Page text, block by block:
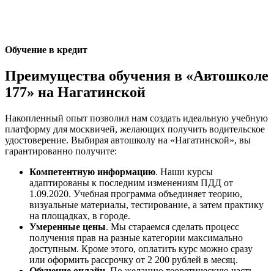
Обучение в кредит
Преимущества обучения в «Автошколе
177» на Нагатинской
Накопленный опыт позволил нам создать идеальную учебную
платформу для москвичей, желающих получить водительское
удостоверение. Выбирая автошколу на «Нагатинской», вы
гарантированно получите:
Компетентную информацию. Наши курсы
адаптированы к последним изменениям ПДД от
1.09.2020. Учебная программа объединяет теорию,
визуальные материалы, тестирование, а затем практику
на площадках, в городе.
Умеренные цены. Мы стараемся сделать процесс
получения прав на разные категории максимально
доступным. Кроме этого, оплатить курс можно сразу
или оформить рассрочку от 2 200 рублей в месяц.